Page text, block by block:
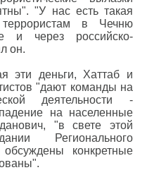
"У нас есть такая
в Чечню
и через российско-
он.
эти деньги, Хаттаб и
"дают команды на
деятельности -
на населенные
"в свете этой
Регионального
конкретные